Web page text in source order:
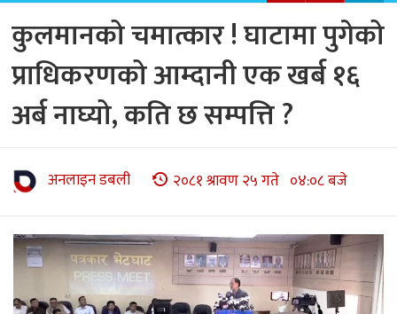
कुलमानको चमात्कार ! घाटामा पुगेको
प्राधिकरणको आम्दानी एक खर्ब १६
अर्ब नाघ्यो, कति छ सम्पत्ति ?
अनलाइन डबली २०८१ श्रावण २५ गते ०४:०८ बजे